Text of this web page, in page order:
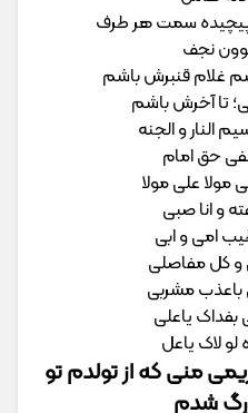
سمت هر طرف
نجف
غلام قنبرش باشم
تا آخرش باشم
النار و الجنه
حق امام
مولا علی مولا
و انا صبی
امی و ابی
و کل مفاصلی
باعذب مشربی
یاعلی
لو لاک یاعل
منی که از تولدم تو
شدم